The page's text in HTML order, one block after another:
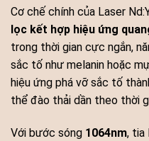
Cơ chế chính của Laser
lọc kết hợp hiệu ứng
trong thời gian cực ngắn,
sắc tố như melanin hoặc
hiệu ứng phá vỡ sắc tố
thể đào thải dần theo thời
Với bước sóng 1064nm, tia